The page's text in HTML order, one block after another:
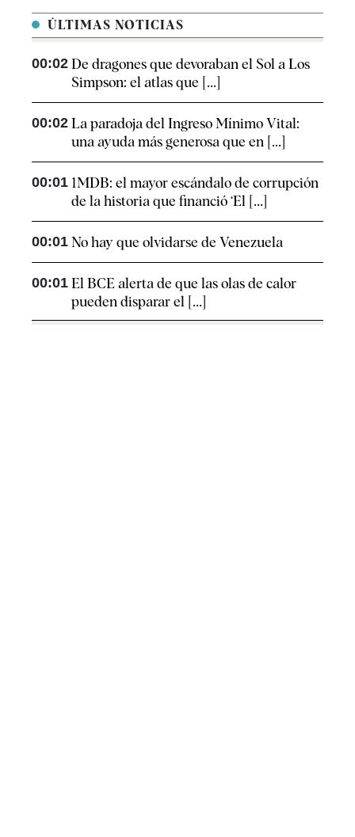
ÚLTIMAS NOTICIAS
00:02 De dragones que devoraban el Sol a Los
Simpson: el atlas que [...]
00:02 La paradoja del Ingreso Mínimo Vital:
una ayuda más generosa que en [...]
00:01 1MDB: el mayor escándalo de corrupción
de la historia que financió ‘El [...]
00:01 No hay que olvidarse de Venezuela
00:01 El BCE alerta de que las olas de calor
pueden disparar el [...]